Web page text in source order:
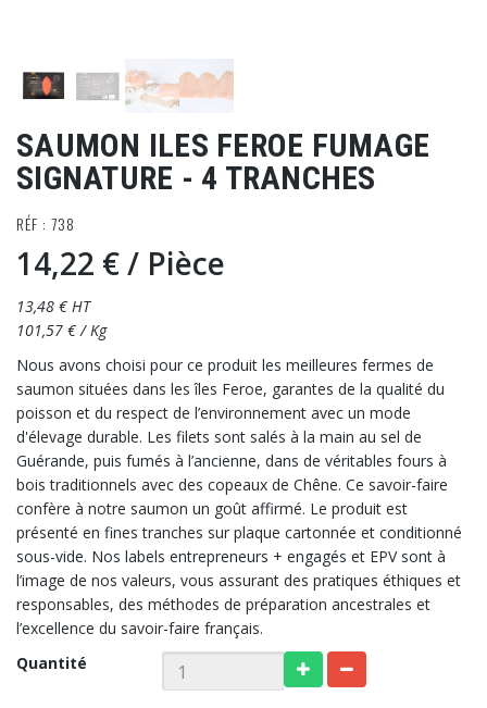
SAUMON ILES FEROE FUMAGE
SIGNATURE - 4 TRANCHES
RÉF : 738
14,22 €/ Pièce
13,48 € HT
101,57 € / Kg
Nous avons choisi pour ce produit les meilleures fermes de
saumon situées dans les îles Feroe, garantes de la qualité du
poisson et du respect de l’environnement avec un mode
d'élevage durable. Les filets sont salés à la main au sel de
Guérande, puis fumés à l’ancienne, dans de véritables fours à
bois traditionnels avec des copeaux de Chêne. Ce savoir-faire
confère à notre saumon un goût affirmé. Le produit est
présenté en fines tranches sur plaque cartonnée et conditionné
sous-vide. Nos labels entrepreneurs + engagés et EPV sont à
l’image de nos valeurs, vous assurant des pratiques éthiques et
responsables, des méthodes de préparation ancestrales et
l’excellence du savoir-faire français.
Quantité